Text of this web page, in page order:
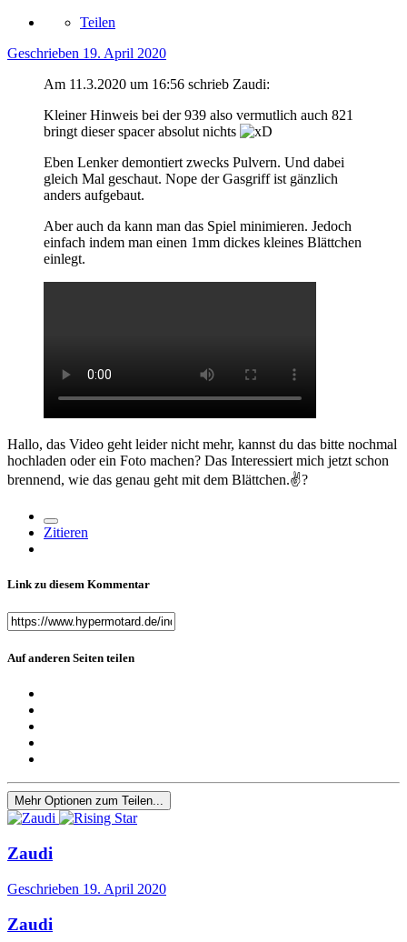
Teilen
Geschrieben 19. April 2020
Am 11.3.2020 um 16:56 schrieb Zaudi:
Kleiner Hinweis bei der 939 also vermutlich auch 821
bringt dieser spacer absolut nichts
Eben Lenker demontiert zwecks Pulvern. Und dabei
gleich Mal geschaut. Nope der Gasgriff ist gänzlich
anders aufgebaut.
Aber auch da kann man das Spiel minimieren. Jedoch
einfach indem man einen 1mm dickes kleines Blättchen
einlegt.
Hallo, das Video geht leider nicht mehr, kannst du das bitte nochmal
hochladen oder ein Foto machen? Das Interessiert mich jetzt schon
brennend, wie das genau geht mit dem Blättchen.✌?
Zitieren
Link zu diesem Kommentar
Auf anderen Seiten teilen
Mehr Optionen zum Teilen...
Zaudi
Geschrieben 19. April 2020
Zaudi